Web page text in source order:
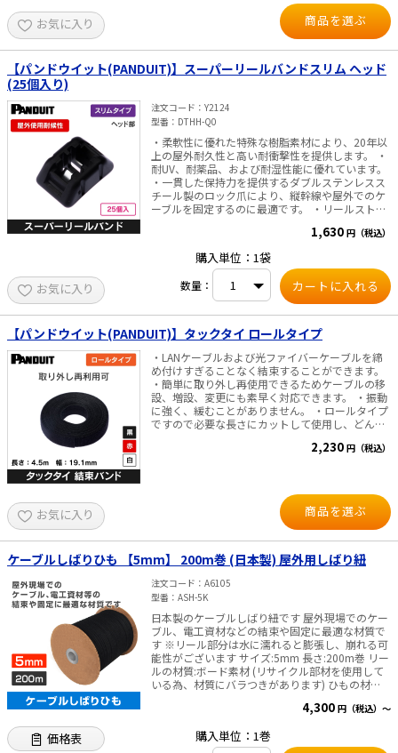
の主原料はヒマシ植物の実からなる植物由来度
94%以上のバイオマスプラスチックであり、二酸
化炭素の削減及び地球温暖化防止に貢献する環境
にやさしい製品です。ヒマシ植物の実はほとんど
が工業用目的に利用されるため食糧とは競合せ
ず、非遺伝子組換え作物です。 ■仕様 ・材質：11
RoHS適合、ハロゲンフリー ・常時使用温度範
囲：-40℃～+105℃ ・グレード：耐候、耐熱、耐
お気に入り 商品を選ぶ
【パンドウイット(PANDUIT)】スーパーリールバンドスリム ヘッド
(25個入り)
注文コード
Y2124
型番
DTHH-Q0
・柔軟性に優れた特殊な樹脂素材により、20年以
上の屋外耐久性と高い耐衝撃性を提供します。 ・
耐UV、耐薬品、および耐湿性能に優れています。
・一貫した保持力を提供するダブルステンレスス
チール製のロック爪により、縦幹線や屋外でのケ
ーブルを固定するのに最適です。 ・リールストラ
様・規格 ・色： 黒 ・使用環境： 屋外（耐候性）
・ヘッド高さ （mm）： 10 ・ヘッド幅
（mm）： 14.1 ・材質： 耐候性アセタール ・適
用リール：DTRH-LR0 ・25個入り
1,630 円（税込）
お気に入り
購入単位：1袋
数量：
【パンドウイット(PANDUIT)】タックタイ ロールタイプ
・LANケーブルおよび光ファイバーケーブルを締
め付けすぎることなく結束することができます。
・簡単に取り外し再使用できるためケーブルの移
設、増設、変更にも素早く対応できます。 ・振動
に強く、緩むことがありません。 ・ロールタイプ
ですので必要な長さにカットして使用し、どんな
屋内 ・材質： ナイロン ・長さ（m）：4.5 ・幅
2,230 円（税込）
お気に入り 商品を選ぶ
ケーブルしばりひも 【5mm】 200m巻 (日本製) 屋外用しばり紐
注文コード
A6105
型番
ASH-5K
日本製のケーブルしばり紐です 屋外現場でのケー
ブル、電工資材などの結束や固定に最適な材質で
す ※リール部分は水に濡れると膨張し、崩れる可
能性がございます サイズ:5mm 長さ:200m巻 リー
ルの材質:ボード素材 (リサイクル部材を使用して
いる為、材質にバラつきがあります) ひもの材
4,300 円（税込）～
価格表
購入単位：1巻